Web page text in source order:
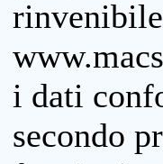
i dati
secondo